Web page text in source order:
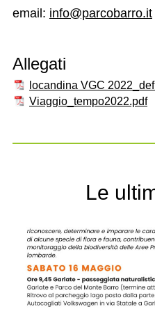
email: info@parcobarro.it
Allegati
locandina VGC
Viaggio_tempo2022.pdf
Le